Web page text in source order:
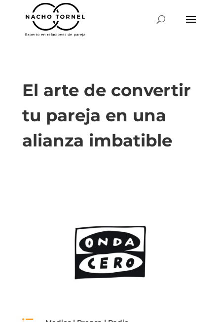
El arte de convertir
tu pareja en una
alianza imbatible